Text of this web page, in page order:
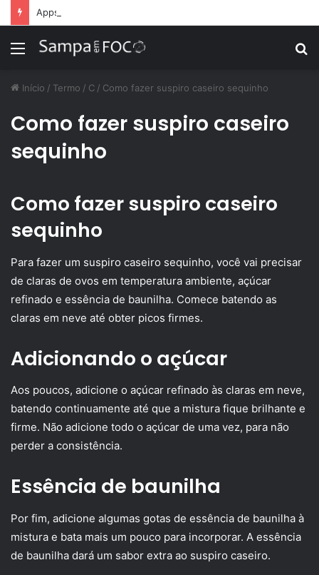
Menu
Início / Termo / C / Como fazer suspiro caseiro sequinho
Como fazer suspiro caseiro
sequinho
Como fazer suspiro caseiro
sequinho
Para fazer um suspiro caseiro sequinho, você vai precisar
de claras de ovos em temperatura ambiente, açúcar
refinado e essência de baunilha. Comece batendo as
claras em neve até obter picos firmes.
Adicionando o açúcar
Aos poucos, adicione o açúcar refinado às claras em neve,
batendo continuamente até que a mistura fique brilhante e
firme. Não adicione todo o açúcar de uma vez, para não
perder a consistência.
Essência de baunilha
Por fim, adicione algumas gotas de essência de baunilha à
mistura e bata mais um pouco para incorporar. A essência
de baunilha dará um sabor extra ao suspiro caseiro.